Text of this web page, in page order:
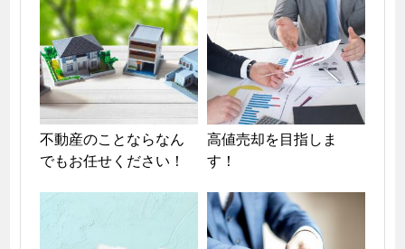
不動産のことならなん
でもお任せください！
高値売却を目指しま
す！